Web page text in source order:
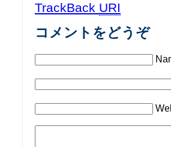
TrackBack URI
コメントをどうぞ